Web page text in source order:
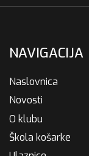
NAVIGACIJA
Naslovnica
Novosti
O klubu
Škola košarke